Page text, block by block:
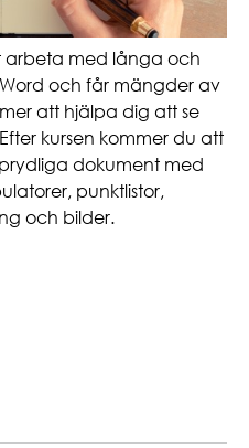
arbeta med långa och
och får mängder av
att hjälpa dig att se
kursen kommer du att
dokument med
punktlistor,
och bilder.